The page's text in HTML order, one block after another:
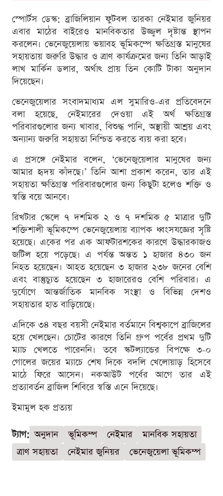
স্পোর্টস ডেস্ক: ব্রাজিলিয়ান ফুটবল তারকা নেইমার জুনিয়র
এবার মাঠের বাইরেও মানবিকতার উজ্জ্বল দৃষ্টান্ত স্থাপন
করলেন। ভেনেজুয়েলায় ভয়াবহ ভূমিকম্পে ক্ষতিগ্রস্ত মানুষের
সহায়তায় জরুরি উদ্ধার ও ত্রাণ কার্যক্রমের জন্য তিনি আড়াই
লাখ মার্কিন ডলার, অর্থাৎ প্রায় তিন কোটি টাকা অনুদান
দিয়েছেন।
ভেনেজুয়েলার সংবাদমাধ্যম এল সুমারিও-এর প্রতিবেদনে
বলা হয়েছে, নেইমারের দেওয়া এই অর্থ ক্ষতিগ্রস্ত
পরিবারগুলোর জন্য খাবার, বিশুদ্ধ পানি, অস্থায়ী আশ্রয় এবং
অন্যান্য জরুরি সহায়তা নিশ্চিত করতে ব্যয় করা হবে।
এ প্রসঙ্গে নেইমার বলেন, ‘ভেনেজুয়েলার মানুষের জন্য
আমার হৃদয় কাঁদছে।’ তিনি আশা প্রকাশ করেন, তার এই
সহায়তা ক্ষতিগ্রস্ত পরিবারগুলোর জন্য কিছুটা হলেও শক্তি ও
স্বস্তি বয়ে আনবে।
রিখটার স্কেলে ৭ দশমিক ২ ও ৭ দশমিক ৫ মাত্রার দুটি
শক্তিশালী ভূমিকম্পে ভেনেজুয়েলায় ব্যাপক ধ্বংসযজ্ঞের সৃষ্টি
হয়েছে। একের পর এক আফটারশকের কারণে উদ্ধারকাজও
জটিল হয়ে পড়েছে। এ পর্যন্ত অন্তত ১ হাজার ৪৩০ জন
নিহত হয়েছেন। আহত হয়েছেন ৩ হাজার ২৩৮ জনের বেশি
এবং বাস্তুচ্যুত হয়েছেন ৩ হাজারেরও বেশি পরিবার। এ
দুর্যোগে আন্তর্জাতিক মানবিক সংস্থা ও বিভিন্ন দেশও
সহায়তার হাত বাড়িয়েছে।
এদিকে ৩৪ বছর বয়সী নেইমার বর্তমানে বিশ্বকাপে ব্রাজিলের
হয়ে খেলছেন। চোটের কারণে তিনি গ্রুপ পর্বের প্রথম দুটি
ম্যাচ খেলতে পারেননি। তবে স্কটল্যান্ডের বিপক্ষে ৩-০
গোলের জয়ের ম্যাচে শেষ দিকে বদলি খেলোয়াড় হিসেবে
মাঠে ফিরে আসেন। নকআউট পর্বের আগে তার এই
প্রত্যাবর্তন ব্রাজিল শিবিরে স্বস্তি এনে দিয়েছে।
ইমামুল হক প্রত্যয়
ট্যাগ: অনুদান ভূমিকম্প নেইমার
মানবিক সহায়তা
ত্রাণ সহায়তা
নেইমার জুনিয়র ভেনেজুয়েলা ভূমিকম্প